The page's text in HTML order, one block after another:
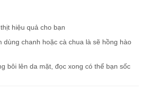
hiệu quả cho bạn
dùng chanh hoặc cà chua là sẽ hồng hào
bôi lên da mặt, đọc xong có thể bạn sốc